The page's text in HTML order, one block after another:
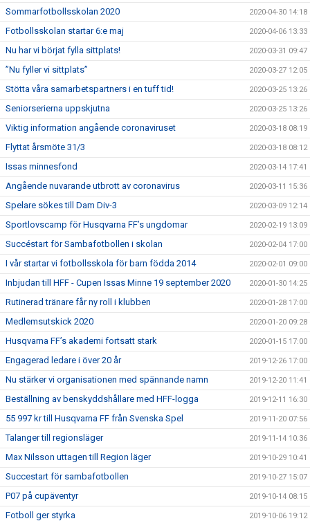
Sommarfotbollsskolan 2020 2020-04-30 14:18
Fotbollsskolan startar 6:e maj 2020-04-06 13:33
Nu har vi börjat fylla sittplats! 2020-03-31 09:47
”Nu fyller vi sittplats” 2020-03-27 12:05
Stötta våra samarbetspartners i en tuff tid! 2020-03-25 13:26
Seniorserierna uppskjutna 2020-03-25 13:26
Viktig information angående coronaviruset 2020-03-18 08:19
Flyttat årsmöte 31/3 2020-03-18 08:12
Issas minnesfond 2020-03-14 17:41
Angående nuvarande utbrott av coronavirus 2020-03-11 15:36
Spelare sökes till Dam Div-3 2020-03-09 12:14
Sportlovscamp för Husqvarna FF’s ungdomar 2020-02-19 13:09
Succéstart för Sambafotbollen i skolan 2020-02-04 17:00
I vår startar vi fotbollsskola för barn födda 2014 2020-02-01 09:00
Inbjudan till HFF - Cupen Issas Minne 19 september 2020 2020-01-30 14:25
Rutinerad tränare får ny roll i klubben 2020-01-28 17:00
Medlemsutskick 2020 2020-01-20 09:28
Husqvarna FF’s akademi fortsatt stark 2020-01-15 17:00
Engagerad ledare i över 20 år 2019-12-26 17:00
Nu stärker vi organisationen med spännande namn 2019-12-20 11:41
Beställning av benskyddshållare med HFF-logga 2019-12-11 16:30
55 997 kr till Husqvarna FF från Svenska Spel 2019-11-20 07:56
Talanger till regionsläger 2019-11-14 10:36
Max Nilsson uttagen till Region läger 2019-10-29 10:41
Succestart för sambafotbollen 2019-10-27 15:07
P07 på cupäventyr 2019-10-14 08:15
Fotboll ger styrka 2019-10-06 19:12